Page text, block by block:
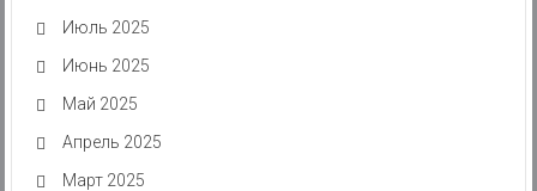
Июль 2025
Июнь 2025
Май 2025
Апрель 2025
Март 2025